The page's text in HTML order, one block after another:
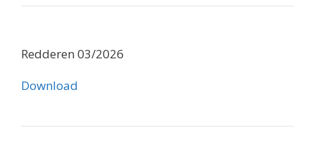
Redderen 03/2026
Download